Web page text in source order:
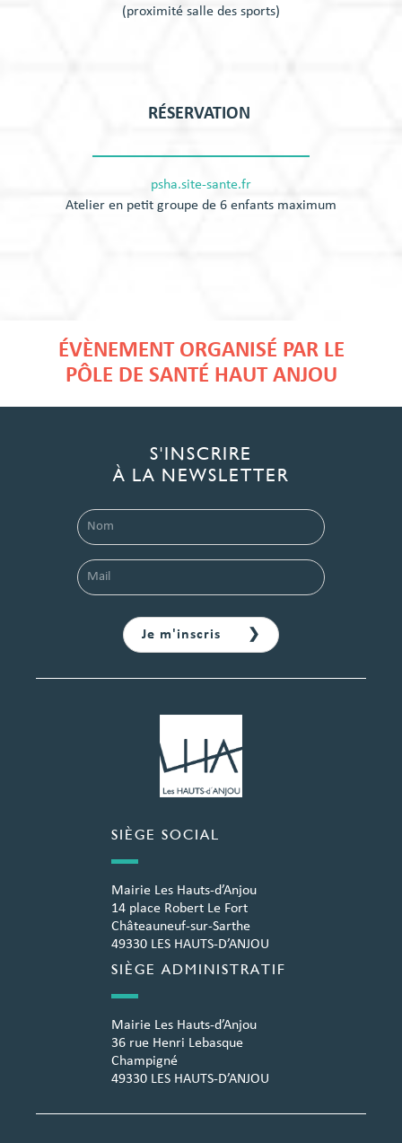
(proximité salle des sports)
RÉSERVATION
psha.site-sante.fr
Atelier en petit groupe de 6 enfants maximum
ÉVÈNEMENT ORGANISÉ PAR LE
PÔLE DE SANTÉ HAUT ANJOU
S'INSCRIRE
À LA NEWSLETTER
SIÈGE SOCIAL
Mairie Les Hauts-d’Anjou
14 place Robert Le Fort
Châteauneuf-sur-Sarthe
49330 LES HAUTS-D’ANJOU
SIÈGE ADMINISTRATIF
Mairie Les Hauts-d’Anjou
36 rue Henri Lebasque
Champigné
49330 LES HAUTS-D’ANJOU